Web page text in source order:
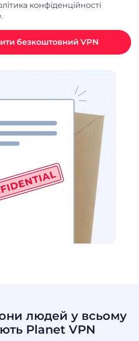
конфіденційності
безкоштовний VPN
людей у всьому
Planet VPN